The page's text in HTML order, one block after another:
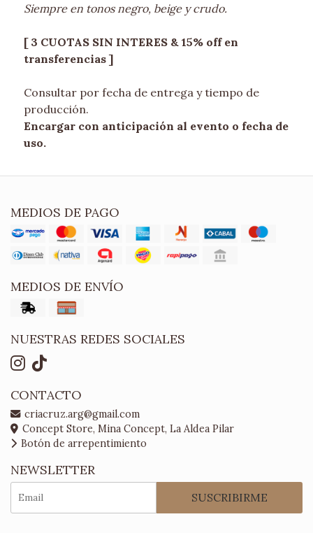
Siempre en tonos negro, beige y crudo.
[ 3 CUOTAS SIN INTERES & 15% off en
transferencias ]
Consultar por fecha de entrega y tiempo de
producción.
Encargar con anticipación al evento o fecha de
uso.
MEDIOS DE PAGO
MEDIOS DE ENVÍO
NUESTRAS REDES SOCIALES
CONTACTO
criacruz.arg@gmail.com
Concept Store, Mina Concept, La Aldea Pilar
Botón de arrepentimiento
NEWSLETTER
SUSCRIBIRME